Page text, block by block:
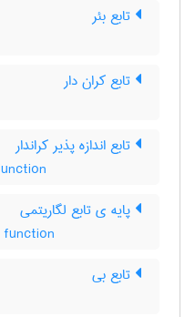
تابع بئر
تابع کران دار
تابع اندازه پذیر کراندار
پایه ی تابع لگاریتمی
تابع بی